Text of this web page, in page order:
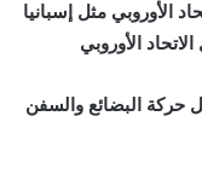
الأوروبي مثل إسبانيا
الأوروبي
حركة البضائع والسفن